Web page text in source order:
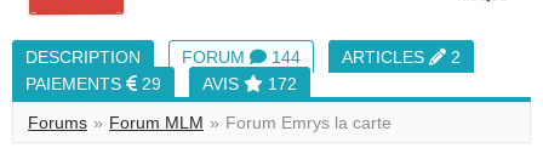
DESCRIPTION FORUM 144 ARTICLES
2
PAIEMENTS
29 AVIS
172
Forums
Forum MLM Forum Emrys la carte